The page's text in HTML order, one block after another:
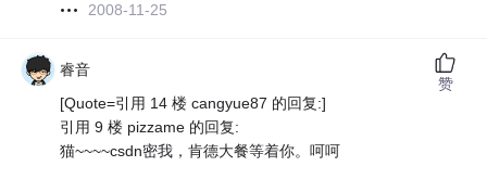
2008-11-25
睿音
[Quote=引用 14 楼 cangyue87 的回复:]
引用 9 楼 pizzame 的回复:
猫~~~~csdn密我，肯德大餐等着你。呵呵
赞